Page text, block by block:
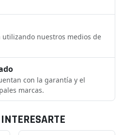
utilizando nuestros medios de
con la garantía y el
marcas.
INTERESARTE